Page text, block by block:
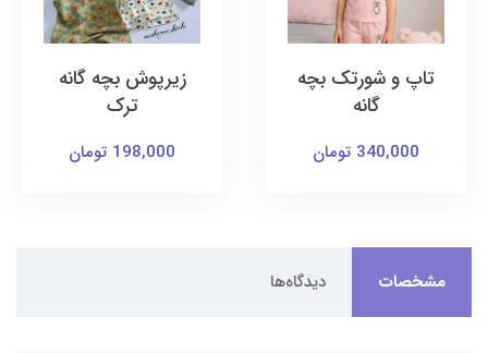
تاپ و شورتک بچه
گانه
340,000 تومان
زیرپوش بچه گانه
ترک
198,000 تومان
مشخصات دیدگاه‌ها